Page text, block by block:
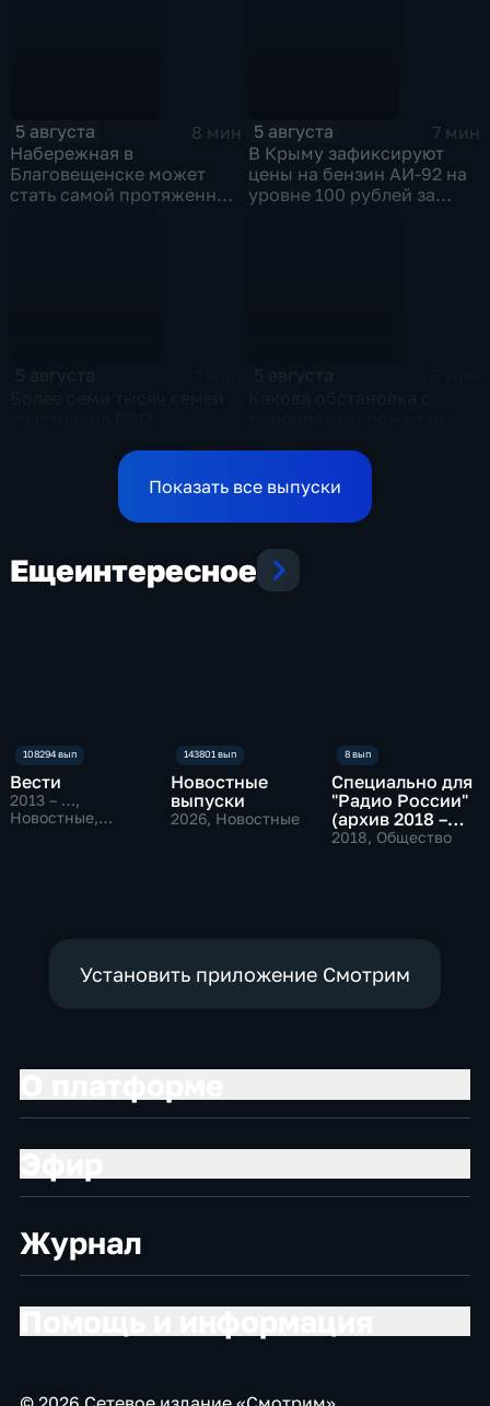
5 августа
8 мин
Набережная в
Благовещенске может
стать самой протяженной
5 августа
7 мин
В Крыму зафиксируют
цены на бензин АИ-92 на
уровне 100 рублей за
поддержки в Ульяновской
Показать все выпуски
Ещеинтересное
Вести
2013 – …,
Новостные,
Новостные
выпуски
2026, Новостные
Специально для
"Радио России"
(архив 2018 –
2019)
2018, Общество
Установить приложение Смотрим
Журнал